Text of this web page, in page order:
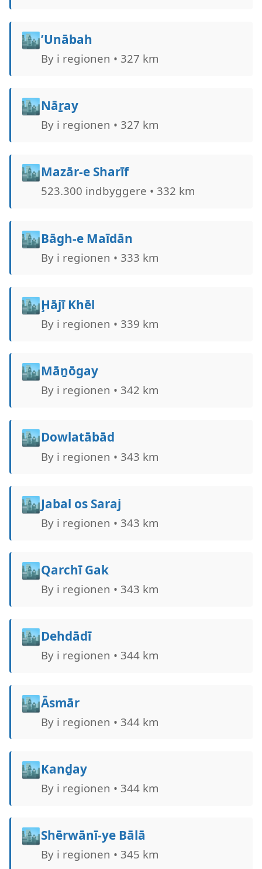
🏙️’Unābah
By i regionen • 327 km
🏙️Nāṟay
By i regionen • 327 km
🏙️Mazār-e Sharīf
523.300 indbyggere • 332 km
🏙️Bāgh-e Maīdān
By i regionen • 333 km
🏙️Ḩājī Khēl
By i regionen • 339 km
🏙️Māṉōgay
By i regionen • 342 km
🏙️Dowlatābād
By i regionen • 343 km
🏙️Jabal os Saraj
By i regionen • 343 km
🏙️Qarchī Gak
By i regionen • 343 km
🏙️Dehdādī
By i regionen • 344 km
🏙️Āsmār
By i regionen • 344 km
🏙️Kanḏay
By i regionen • 344 km
🏙️Shērwānī-ye Bālā
By i regionen • 345 km